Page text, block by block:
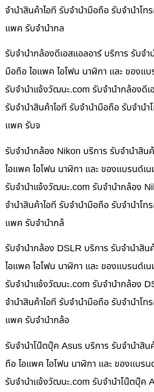
จำนำสินค้าไอที รับจำนำมือถือ รับจำนำโท
แพค รับจำนำกล
รับจำนำกล้องดีเอสแอลอาร์ บริการ รับจำ
มือถือ ไอแพค ไอโฟน นาฬิกา และ ของแ
รับจํานําแจ้งวัฒนะ.com รับจำนำกล้องดีเ
รับจำนำสินค้าไอที รับจำนำมือถือ รับจำนำ
แพค รับจ
รับจำนำกล้อง Nikon บริการ รับจำนำสิน
ไอแพค ไอโฟน นาฬิกา และ ของแบรนด์เ
รับจํานําแจ้งวัฒนะ.com รับจำนำกล้อง
จำนำสินค้าไอที รับจำนำมือถือ รับจำนำโท
แพค รับจำนำกล้
รับจำนำกล้อง DSLR บริการ รับจำนำสิน
ไอแพค ไอโฟน นาฬิกา และ ของแบรนด์เ
รับจํานําแจ้งวัฒนะ.com รับจำนำกล้อง
จำนำสินค้าไอที รับจำนำมือถือ รับจำนำโท
แพค รับจำนำกล้อ
รับจำนำโน๊ตบุ๊ค Asus บริการ รับจำนำสิน
ถือ ไอแพค ไอโฟน นาฬิกา และ ของแบรน
รับจํานําแจ้งวัฒนะ.com รับจำนำโน๊ตบุ๊ค